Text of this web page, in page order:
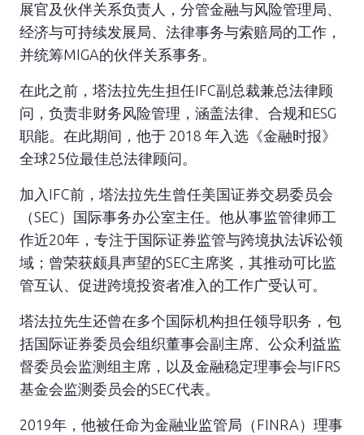
展官及伙伴关系负责人，分管金融与风险管理局、
经济与可持续发展局、法律事务与索赔局的工作，
并统筹MIGA的伙伴关系事务。
在此之前，塔法拉先生担任IFC副总裁兼总法律顾
问，负责非财务风险管理，涵盖法律、合规和ESG
职能。在此期间，他于 2018 年入选《金融时报》
全球25位最佳总法律顾问。
加入IFC前，塔法拉先生曾任美国证券交易委员会
（SEC）国际事务办公室主任。他从事监管律师工
作近20年，专注于国际证券监管与跨境执法诉讼领
域；曾荣获颇具声望的SEC主席奖，其推动可比监
管互认、促进跨境投资者准入的工作广受认可。
塔法拉先生还曾在多个国际机构担任领导职务，包
括国际证券委员会组织董事会副主席、公众利益监
督委员会监测组主席，以及金融稳定理事会与IFRS
基金会监测委员会的SEC代表。
2019年，他被任命为金融业监管局（FINRA）理事